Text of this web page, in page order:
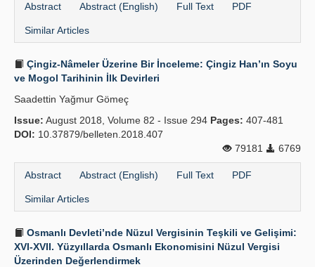
Abstract Abstract (English) Full Text PDF
Similar Articles
Çingiz-Nâmeler Üzerine Bir İnceleme: Çingiz Han’ın Soyu
ve Mogol Tarihinin İlk Devirleri
Saadettin Yağmur Gömeç
Issue: August 2018, Volume 82 - Issue 294 Pages: 407-481
DOI: 10.37879/belleten.2018.407
79181
6769
Abstract Abstract (English) Full Text PDF
Similar Articles
Osmanlı Devleti’nde Nüzul Vergisinin Teşkili ve Gelişimi:
XVI-XVII. Yüzyıllarda Osmanlı Ekonomisini Nüzul Vergisi
Üzerinden Değerlendirmek